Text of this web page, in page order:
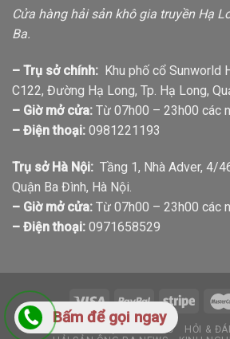
Cửa hàng hải sản khô gia truyền Hạ
Ba.
– Trụ sở chính: Khu phố cổ Sunworld
C122, Đường Hạ Long, Tp. Hạ Long,
– Giờ mở cửa: Từ 07h00 – 23h00 các
– Điện thoại: 0981221193
Trụ sở Hà Nội: Tầng 1, Nhà Adver, 4/
Quận Ba Đình, Hà Nội.
– Giờ mở cửa: Từ 07h00 – 23h00 các
– Điện thoại: 0971658529
GIỚI THIỆU TIN TỨC HỎI &
Bấm để gọi ngay